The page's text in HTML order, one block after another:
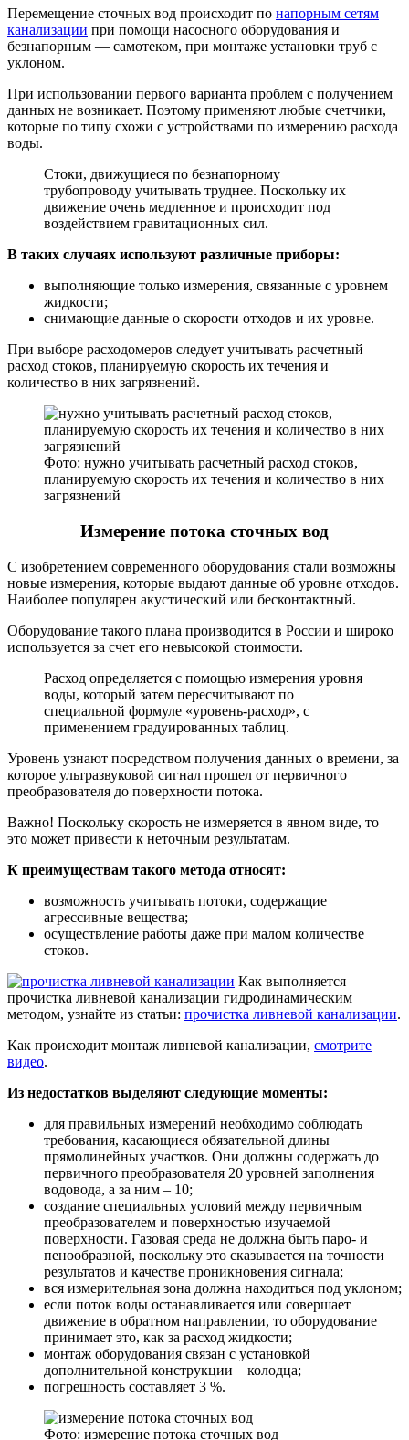
Перемещение сточных вод происходит по напорным сетям
канализации при помощи насосного оборудования и
безнапорным — самотеком, при монтаже установки труб с
уклоном.
При использовании первого варианта проблем с получением
данных не возникает. Поэтому применяют любые счетчики,
которые по типу схожи с устройствами по измерению расхода
воды.
Стоки, движущиеся по безнапорному
трубопроводу учитывать труднее. Поскольку их
движение очень медленное и происходит под
воздействием гравитационных сил.
В таких случаях используют различные приборы:
выполняющие только измерения, связанные с уровнем
жидкости;
снимающие данные о скорости отходов и их уровне.
При выборе расходомеров следует учитывать расчетный
расход стоков, планируемую скорость их течения и
количество в них загрязнений.
Фото: нужно учитывать расчетный расход стоков,
планируемую скорость их течения и количество в них
загрязнений
Измерение потока сточных вод
С изобретением современного оборудования стали возможны
новые измерения, которые выдают данные об уровне отходов.
Наиболее популярен акустический или бесконтактный.
Оборудование такого плана производится в России и широко
используется за счет его невысокой стоимости.
Расход определяется с помощью измерения уровня
воды, который затем пересчитывают по
специальной формуле «уровень-расход», с
применением градуированных таблиц.
Уровень узнают посредством получения данных о времени, за
которое ультразвуковой сигнал прошел от первичного
преобразователя до поверхности потока.
Важно! Поскольку скорость не измеряется в явном виде, то
это может привести к неточным результатам.
К преимуществам такого метода относят:
возможность учитывать потоки, содержащие
агрессивные вещества;
осуществление работы даже при малом количестве
стоков.
Как выполняется
прочистка ливневой канализации гидродинамическим
методом, узнайте из статьи: прочистка ливневой канализации.
Как происходит монтаж ливневой канализации, смотрите
видео.
Из недостатков выделяют следующие моменты:
для правильных измерений необходимо соблюдать
требования, касающиеся обязательной длины
прямолинейных участков. Они должны содержать до
первичного преобразователя 20 уровней заполнения
водовода, а за ним – 10;
создание специальных условий между первичным
преобразователем и поверхностью изучаемой
поверхности. Газовая среда не должна быть паро- и
пенообразной, поскольку это сказывается на точности
результатов и качестве проникновения сигнала;
вся измерительная зона должна находиться под уклоном;
если поток воды останавливается или совершает
движение в обратном направлении, то оборудование
принимает это, как за расход жидкости;
монтаж оборудования связан с установкой
дополнительной конструкции – колодца;
погрешность составляет 3 %.
Фото: измерение потока сточных вод